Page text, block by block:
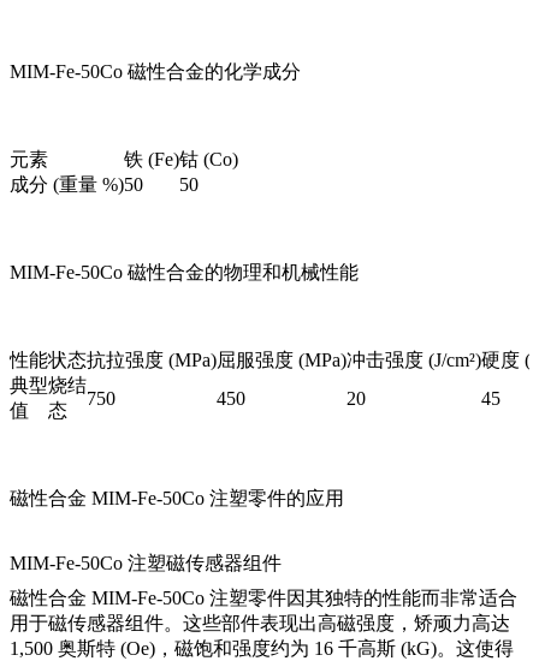
MIM-Fe-50Co 磁性合金的化学成分
元素 铁 (Fe)钴 (Co)
成分 (重量 %)50 50
MIM-Fe-50Co 磁性合金的物理和机械性能
性能状态抗拉强度 (MPa)屈服强度 (MPa)冲击强度 (J/cm²)硬度
典型
值
烧结
态
750 450 20 45
磁性合金 MIM-Fe-50Co 注塑零件的应用
MIM-Fe-50Co 注塑磁传感器组件
磁性合金 MIM-Fe-50Co 注塑零件因其独特的性能而非常适合
用于磁传感器组件。这些部件表现出高磁强度，矫顽力高达
1,500 奥斯特 (Oe)，磁饱和强度约为 16 千高斯 (kG)。这使得